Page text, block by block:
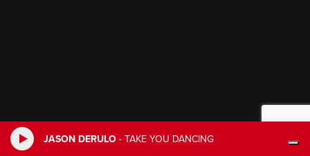
JASON DERULO - TAKE YOU DANCING